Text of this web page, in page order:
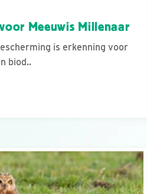
Meeuwis Millenaar
is erkenning voor
biod..